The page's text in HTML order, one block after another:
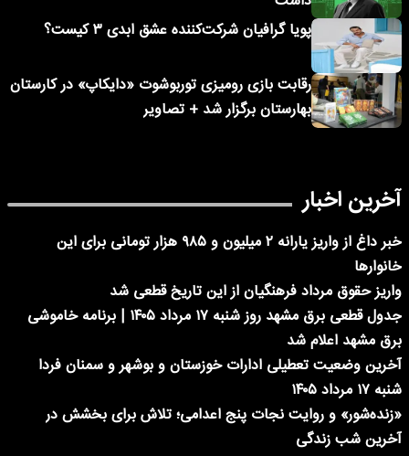
پویا گرافیان شرکت‌کننده عشق ابدی ۳ کیست؟
رقابت بازی رومیزی توربوشوت «دایکاپ» در کارستان
بهارستان برگزار شد + تصاویر
آخرین اخبار
خبر داغ از واریز یارانه ۲ میلیون و ۹۸۵ هزار تومانی برای این
خانوارها
واریز حقوق مرداد فرهنگیان از این تاریخ قطعی شد
جدول قطعی برق مشهد روز شنبه ۱۷ مرداد ۱۴۰۵ | برنامه خاموشی
برق مشهد اعلام شد
آخرین وضعیت تعطیلی ادارات خوزستان و بوشهر و سمنان فردا
شنبه ۱۷ مرداد ۱۴۰۵
«زنده‌شور» و روایت نجات پنج اعدامی؛ تلاش برای بخشش در
آخرین شب زندگی